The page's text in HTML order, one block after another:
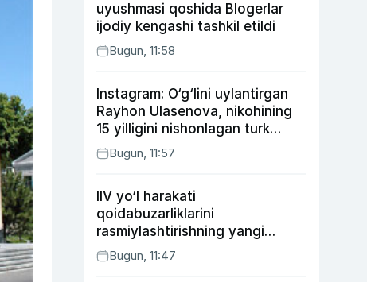
uyushmasi qoshida Blogerlar
ijodiy kengashi tashkil etildi
Bugun, 11:58
Instagram: O‘g‘lini uylantirgan
Rayhon Ulasenova, nikohining
15 yilligini nishonlagan turk
aktyorlari va Kamelot qasriga
sayohat qilgan Zebo Rahimova
Bugun, 11:57
IIV yo‘l harakati
qoidabuzarliklarini
rasmiylashtirishning yangi
tartibini taklif qildi
Bugun, 11:47